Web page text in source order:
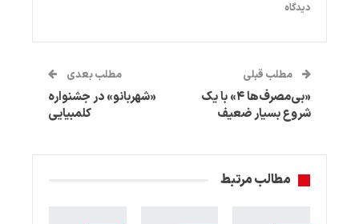
دیدگاه
مطلب قبلی
«بی‌مصرف‌ها ۴» با یک
شروع بسیار ضعیف
مطلب بعدی
«شهربانو» در جشنواره
کلمبیایی
مطالب مرتبط